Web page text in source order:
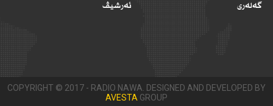
گەلەری
ئەرشیڤ
COPYRIGHT © 2017 - RADIO NAWA. DESIGNED AND DEVELOPED BY
AVESTA GROUP